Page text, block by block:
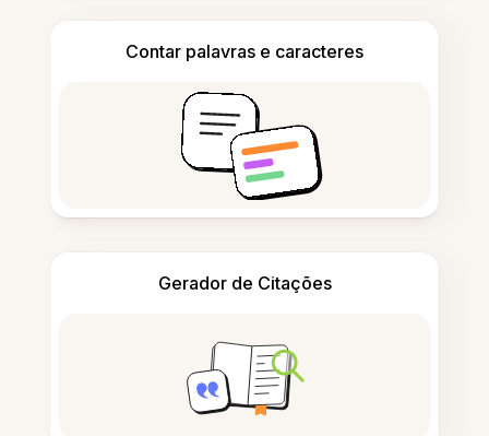
Contar palavras e caracteres
Gerador de Citações